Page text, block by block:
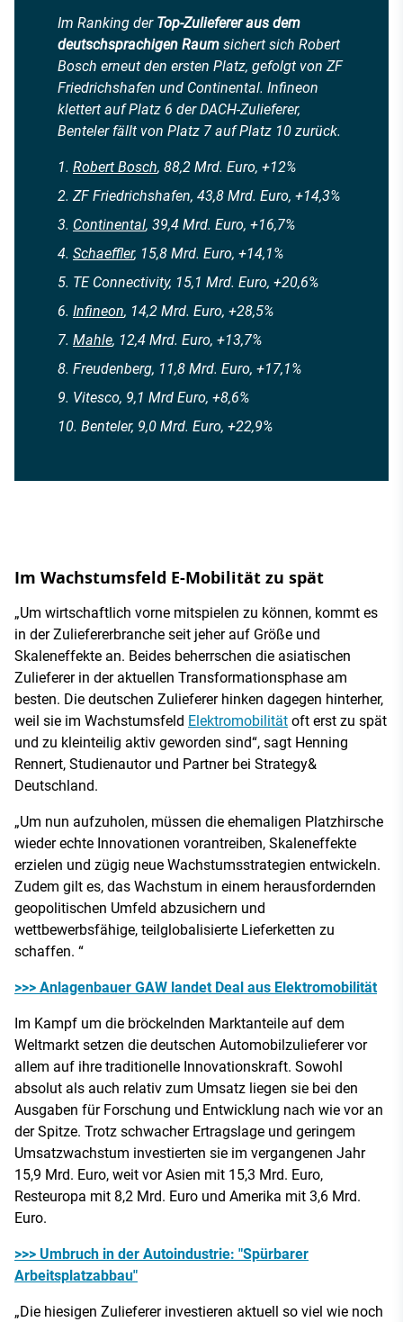
Im Ranking der Top-Zulieferer aus dem
deutschsprachigen Raum sichert sich Robert
Bosch erneut den ersten Platz, gefolgt von ZF
Friedrichshafen und Continental. Infineon
klettert auf Platz 6 der DACH-Zulieferer,
Benteler fällt von Platz 7 auf Platz 10 zurück.
Robert Bosch, 88,2 Mrd. Euro, +12%
ZF Friedrichshafen, 43,8 Mrd. Euro, +14,3%
Continental, 39,4 Mrd. Euro, +16,7%
Schaeffler, 15,8 Mrd. Euro, +14,1%
TE Connectivity, 15,1 Mrd. Euro, +20,6%
Infineon, 14,2 Mrd. Euro, +28,5%
Mahle, 12,4 Mrd. Euro, +13,7%
Freudenberg, 11,8 Mrd. Euro, +17,1%
Vitesco, 9,1 Mrd Euro, +8,6%
Benteler, 9,0 Mrd. Euro, +22,9%
Im Wachstumsfeld E-Mobilität zu spät
„Um wirtschaftlich vorne mitspielen zu können, kommt es
in der Zuliefererbranche seit jeher auf Größe und
Skaleneffekte an. Beides beherrschen die asiatischen
Zulieferer in der aktuellen Transformationsphase am
besten. Die deutschen Zulieferer hinken dagegen hinterher,
weil sie im Wachstumsfeld Elektromobilität oft erst zu spät
und zu kleinteilig aktiv geworden sind“, sagt Henning
Rennert, Studienautor und Partner bei Strategy&
Deutschland.
„Um nun aufzuholen, müssen die ehemaligen Platzhirsche
wieder echte Innovationen vorantreiben, Skaleneffekte
erzielen und zügig neue Wachstumsstrategien entwickeln.
Zudem gilt es, das Wachstum in einem herausfordernden
geopolitischen Umfeld abzusichern und
wettbewerbsfähige, teilglobalisierte Lieferketten zu
schaffen. “
>>> Anlagenbauer GAW landet Deal aus Elektromobilität
Im Kampf um die bröckelnden Marktanteile auf dem
Weltmarkt setzen die deutschen Automobilzulieferer vor
allem auf ihre traditionelle Innovationskraft. Sowohl
absolut als auch relativ zum Umsatz liegen sie bei den
Ausgaben für Forschung und Entwicklung nach wie vor an
der Spitze. Trotz schwacher Ertragslage und geringem
Umsatzwachstum investierten sie im vergangenen Jahr
15,9 Mrd. Euro, weit vor Asien mit 15,3 Mrd. Euro,
Resteuropa mit 8,2 Mrd. Euro und Amerika mit 3,6 Mrd.
Euro.
>>> Umbruch in der Autoindustrie: "Spürbarer
Arbeitsplatzabbau"
„Die hiesigen Zulieferer investieren aktuell so viel wie noch